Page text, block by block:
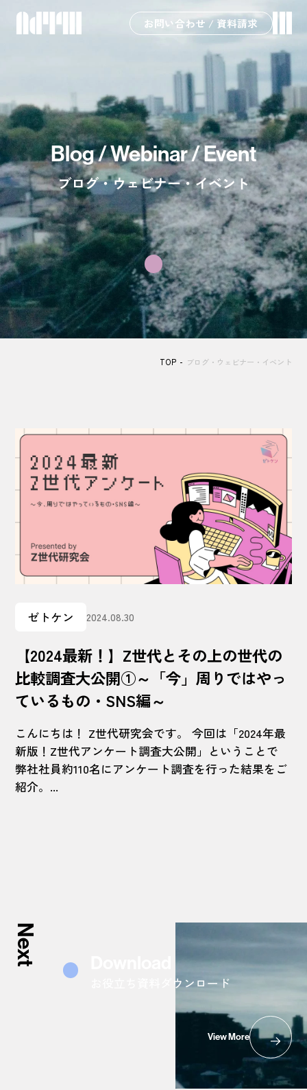
お問い合わせ / 資料請求
Blog / Webinar / Event
ブログ・ウェビナー・イベント
TOP ブログ・ウェビナー・イベント
ゼトケン 2024.08.30
【2024最新！】Z世代とその上の世代の
比較調査大公開①～「今」周りではやっ
ているもの・SNS編～
こんにちは！ Z世代研究会です。 今回は「2024年最
新版！Z世代アンケート調査大公開」ということで
弊社社員約110名にアンケート調査を行った結果をご
紹介。...
Next
お役立ち資料ダウンロード
View More